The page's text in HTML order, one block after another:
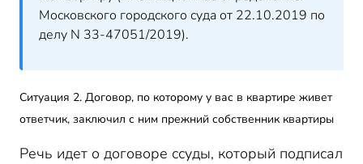
Московского городского суда от 22.10.2019 по
делу N 33-47051/2019).
Ситуация 2. Договор, по которому у вас в квартире живет
ответчик, заключил с ним прежний собственник квартиры
Речь идет о договоре ссуды, который подписал